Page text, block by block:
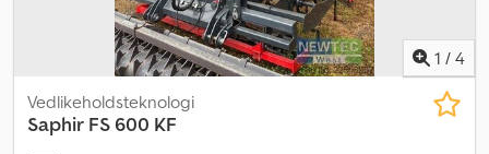
1 / 4
Vedlikeholdsteknologi
Saphir FS 600 KF